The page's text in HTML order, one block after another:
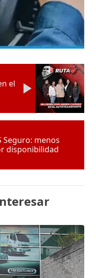
el
Seguro: menos
disponibilidad